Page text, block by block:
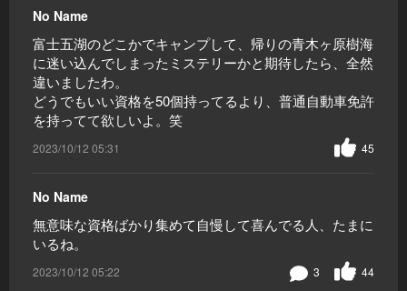
No Name
富士五湖のどこかでキャンプして、帰りの青木ヶ原樹海
に迷い込んでしまったミステリーかと期待したら、全然
違いましたわ。
どうでもいい資格を50個持ってるより、普通自動車免許
を持ってて欲しいよ。笑
2023/10/12 05:31 45
No Name
無意味な資格ばかり集めて自慢して喜んでる人、たまに
いるね。
2023/10/12 05:22 44
3